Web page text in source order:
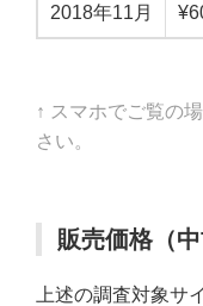
2018年11月
↑ スマホでご覧の
さい。
販売価格（中
上述の調査対象サ